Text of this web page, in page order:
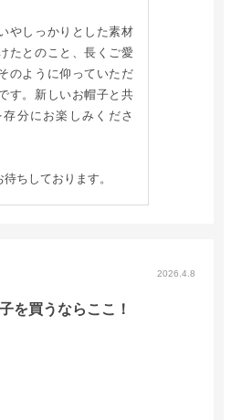
やしっかりとした素材
たとのこと、長くご愛
のように仰っていただ
す。新しいお帽子と共
分にお楽しみくださ
ちしております。
2026.4.8
を買うならここ！